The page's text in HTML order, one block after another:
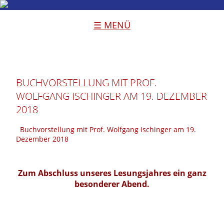
☰ MENÜ
BUCHVORSTELLUNG MIT PROF.
WOLFGANG ISCHINGER AM 19. DEZEMBER
2018
Buchvorstellung mit Prof. Wolfgang Ischinger am 19.
Dezember 2018
Zum Abschluss unseres Lesungsjahres ein ganz
besonderer Abend.